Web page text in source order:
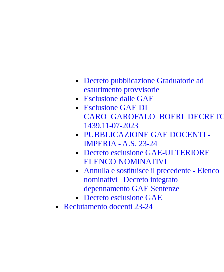
Decreto pubblicazione Graduatorie ad
esaurimento provvisorie
Esclusione dalle GAE
Esclusione GAE DI
1439.11-07-2023
PUBBLICAZIONE GAE DOCENTI -
IMPERIA - A.S. 23-24
Decreto esclusione GAE-ULTERIORE
ELENCO NOMINATIVI
Annulla e sostituisce il precedente - Elenco
nominativi _Decreto integrato
depennamento GAE Sentenze
Decreto esclusione GAE
Reclutamento docenti 23-24